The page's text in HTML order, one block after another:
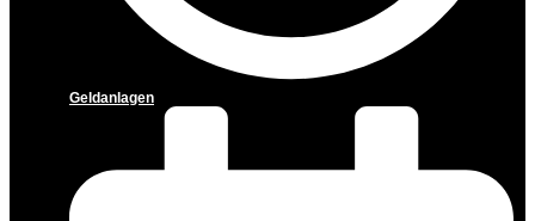
Geldanlagen